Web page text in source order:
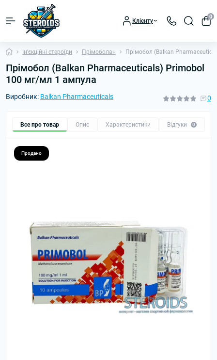
Клієнту
0
Ін'єкційні стероїди Прімоболан Прімобол (Balkan
Прімобол (Balkan Pharmaceuticals) Primobol
100 мг/мл 1 ампула
Виробник: Balkan Pharmaceuticals 0
Все про товар Опис Характеристики Відгуки 0
Продано